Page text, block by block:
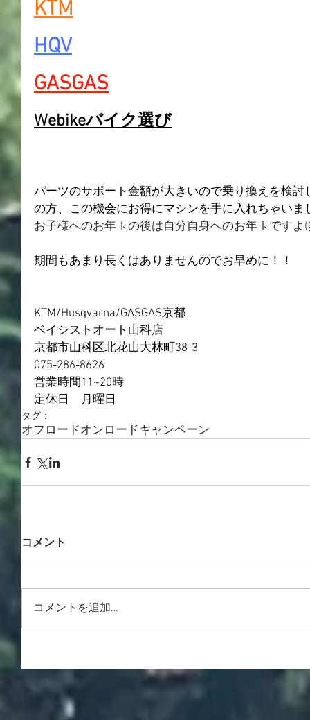
KTM
HQV
GASGAS
Webikeバイク選び
パーツのサポート金額が大きいので乗り換えを検
の方、この機会にお得にマシンを手に入れちゃいま
お子様へのお年玉の後は自分自身へのお年玉ですよ
期間もあまり長くはありませんのでお早めに！！
KTM/Husqvarna/GASGAS京都
ベイシストオート山科店
京都市山科区北花山大林町38-3
075-286-8626
営業時間11~20時
定休日　月曜日
タグ：
オフロードオンロードキャンペーン
コメント
コメントを追加…